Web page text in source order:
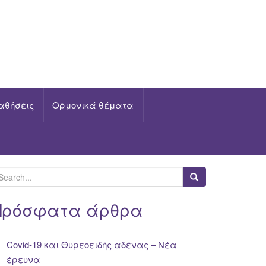
Ορμονικά θέματα
άρθρα
Covid-19 και Θυρεοειδής αδένας – Νέα
έρευνα